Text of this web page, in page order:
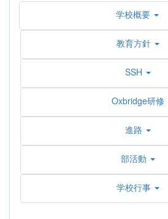
学校概要
教育方針
SSH
Oxbridge研修
進路
部活動
学校行事